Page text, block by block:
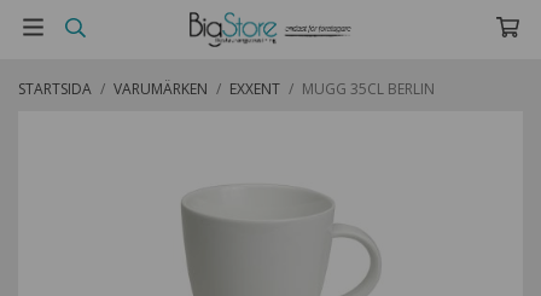
STARTSIDA / VARUMÄRKEN / EXXENT / MUGG 35CL BERLIN